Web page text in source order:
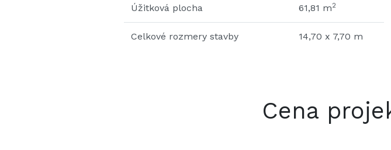
Úžitková plocha 61,81 m2
Celkové rozmery stavby 14,70 x 7,70 m
Cena